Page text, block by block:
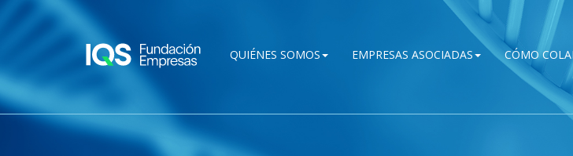
Pasar al contenido principal
QUIÉNES SOMOS EMPRESAS ASOCIADAS CÓMO